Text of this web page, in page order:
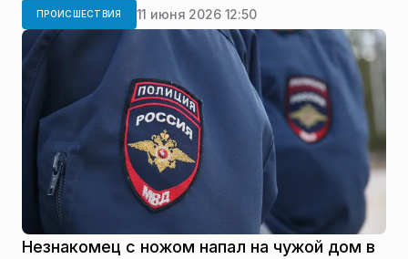
ПРОИСШЕСТВИЯ 11 июня 2026 12:50
Незнакомец с ножом напал на чужой дом в